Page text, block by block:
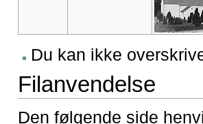
Du kan ikke
Filanvendelse
Den følgende side